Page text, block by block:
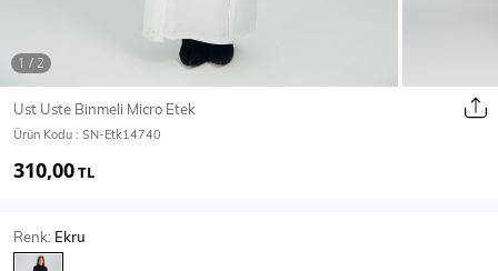
T-Shirt
Ust Uste Binmeli Micro Etek
Ürün Kodu : SN-Etk14740
310,00TL
Renk: Ekru